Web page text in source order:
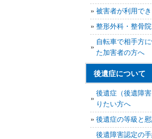
被害者が利用で
整形外科・整骨
自転車で相手方
た加害者の方へ
後遺症について
後遺症（後遺障
りたい方へ
後遺症の等級と
後遺障害認定の